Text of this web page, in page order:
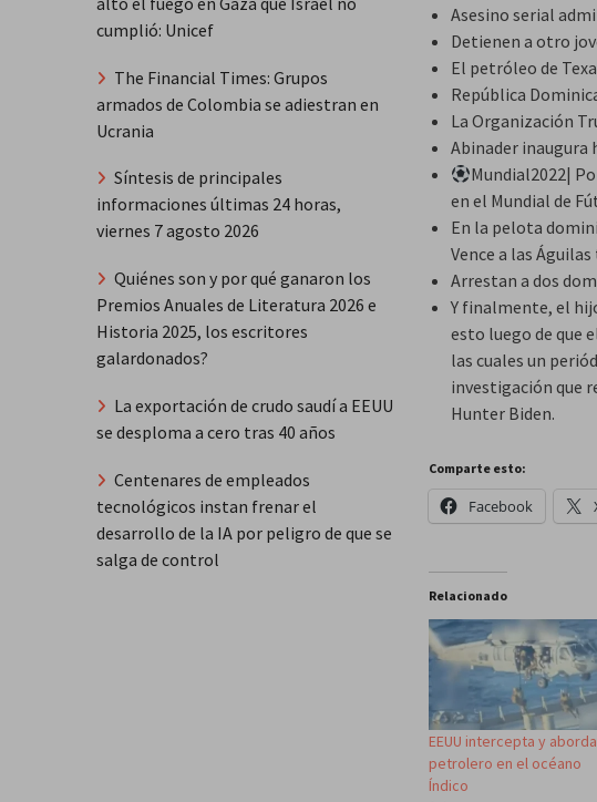
Asesino serial
Detienen a otro
El petróleo de
República
La Organización
Abinader inaugura
Mundial2022|
en el Mundial de
En la pelota
Vence a las
Arrestan a dos
Y finalmente, el
esto luego de que
las cuales un
investigación que
Hunter Biden.
Comparte esto:
Facebook
Relacionado
EEUU intercepta y
petrolero en el océano
Índico
cumplió: Unicef
The Financial Times: Grupos
armados de Colombia se adiestran en
Ucrania
Síntesis de principales
informaciones últimas 24 horas,
viernes 7 agosto 2026
Quiénes son y por qué ganaron los
Premios Anuales de Literatura 2026 e
Historia 2025, los escritores
galardonados?
La exportación de crudo saudí a EEUU
se desploma a cero tras 40 años
Centenares de empleados
tecnológicos instan frenar el
desarrollo de la IA por peligro de que se
salga de control